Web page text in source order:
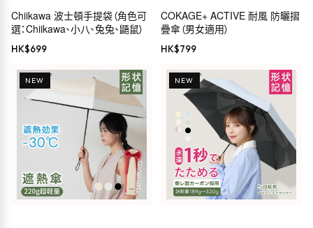
Chiikawa 波士頓手提袋（角色可
選：Chiikawa、小八、兔兔、鼯鼠）
HK$699
COKAGE+ ACTIVE 耐風 防曬摺
疊傘（男女適用）
HK$799
NEW NEW